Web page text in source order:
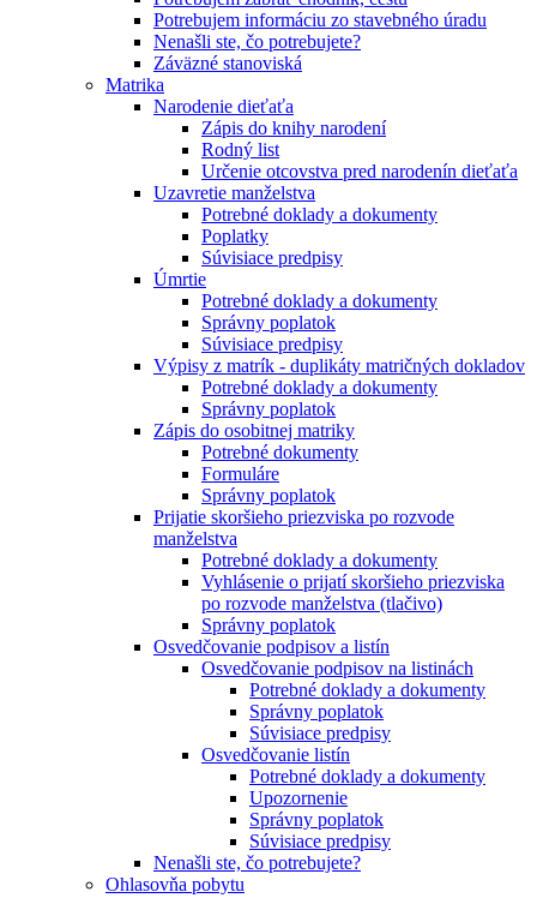
Potrebujem informáciu zo stavebného úradu
Nenašli ste, čo potrebujete?
Záväzné stanoviská
Matrika
Narodenie dieťaťa
Zápis do knihy narodení
Rodný list
Určenie otcovstva pred narodenín dieťaťa
Uzavretie manželstva
Potrebné doklady a dokumenty
Poplatky
Súvisiace predpisy
Úmrtie
Potrebné doklady a dokumenty
Správny poplatok
Súvisiace predpisy
Výpisy z matrík - duplikáty matričných dokladov
Potrebné doklady a dokumenty
Správny poplatok
Zápis do osobitnej matriky
Potrebné dokumenty
Formuláre
Správny poplatok
Prijatie skoršieho priezviska po rozvode
manželstva
Potrebné doklady a dokumenty
Vyhlásenie o prijatí skoršieho priezviska
po rozvode manželstva (tlačivo)
Správny poplatok
Osvedčovanie podpisov a listín
Osvedčovanie podpisov na listinách
Potrebné doklady a dokumenty
Správny poplatok
Súvisiace predpisy
Osvedčovanie listín
Potrebné doklady a dokumenty
Upozornenie
Správny poplatok
Súvisiace predpisy
Nenašli ste, čo potrebujete?
Ohlasovňa pobytu